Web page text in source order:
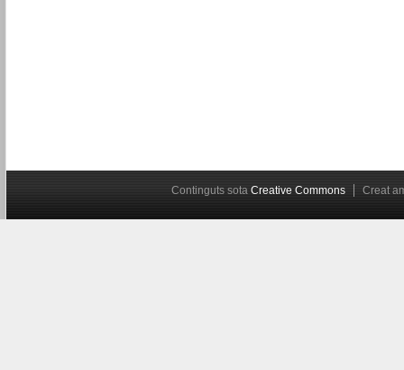
Continguts sota Creative Commons Creat